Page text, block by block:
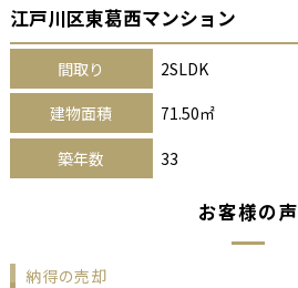
江戸川区東葛西マンション
間取り 2SLDK
建物面積 71.50㎡
築年数 33
お客様の声
納得の売却